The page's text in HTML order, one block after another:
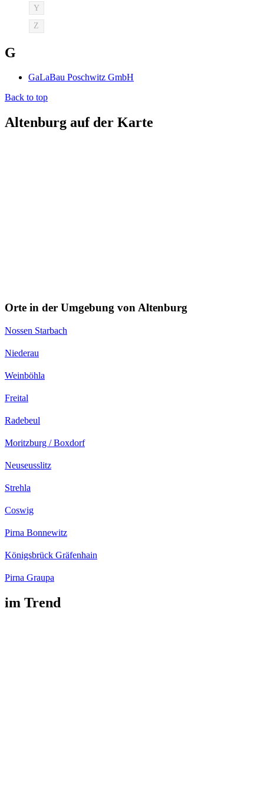
Y
Z
G
GaLaBau Poschwitz GmbH
Back to top
Altenburg auf der Karte
Orte in der Umgebung von Altenburg
Nossen Starbach
Niederau
Weinböhla
Freital
Radebeul
Moritzburg / Boxdorf
Neuseusslitz
Strehla
Coswig
Pirna Bonnewitz
Königsbrück Gräfenhain
Pirna Graupa
im Trend